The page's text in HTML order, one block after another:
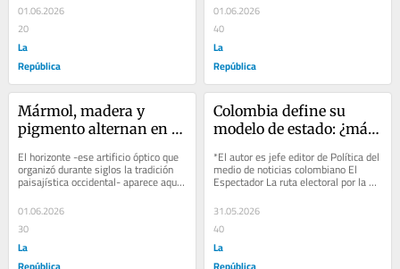
comenzó a...
01.06.2026
20
La
República
01.06.2026
40
La
República
Mármol, madera y
pigmento alternan en
abstracciones de
Michelle Magot, por
El horizonte -ese artificio óptico que
organizó durante siglos la tradición
paisajística occidental- aparece aquí
desmontado, pieza por pieza....
01.06.2026
30
La
Colombia define su
modelo de estado: ¿más
izquierda, por Daniel
Valero
*El autor es jefe editor de Política del
medio de noticias colombiano El
Espectador La ruta electoral por la
que va Colombia, y que tiene su
parada...
31.05.2026
40
La